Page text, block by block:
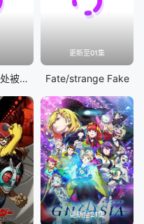
差点在迷宫深处被信任的伙伴杀掉，但靠着天赐技能「无限扭蛋」获得等级9999的伙伴，我要向前队友和世界展开复仇&amp;「给他们好看！」
更新至01集
Fate/strange Fake
更新至21集